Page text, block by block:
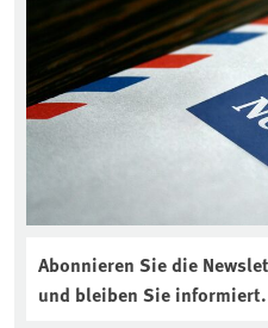
Abonnieren Sie die
und bleiben Sie informiert.